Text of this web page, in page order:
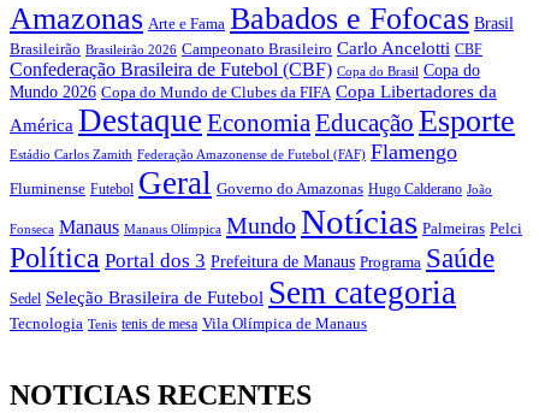
Amazonas Arte e Fama Babados e Fofocas Brasil
Brasileirão Brasileirão 2026 Campeonato Brasileiro Carlo Ancelotti CBF
Confederação Brasileira de Futebol (CBF) Copa do Brasil Copa do
Mundo 2026 Copa do Mundo de Clubes da FIFA Copa Libertadores da
América Destaque EconomiaEducação Esporte
Estádio Carlos Zamith Federação Amazonense de Futebol (FAF) Flamengo
Fluminense Futebol Geral Governo do Amazonas Hugo Calderano João
Fonseca Manaus Manaus Olímpica MundoNotícias Palmeiras Pelci
Política Portal dos 3 Prefeitura de Manaus Programa Saúde
Sedel Seleção Brasileira de Futebol Sem categoria
Tecnologia Tenis tenis de mesa Vila Olímpica de Manaus
NOTICIAS RECENTES